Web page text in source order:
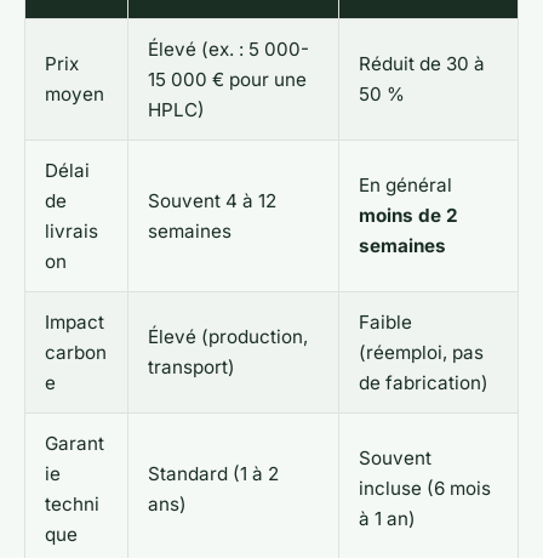
Prix
moyen
Élevé (ex. : 5 000-
15 000 € pour une
HPLC)
Réduit de 30 à
50 %
Délai
de
livrais
on
Souvent 4 à 12
semaines
En général
moins de 2
semaines
Impact
carbon
e
Élevé (production,
transport)
Faible
(réemploi, pas
de fabrication)
Garant
ie
techni
que
Standard (1 à 2
ans)
Souvent
incluse (6 mois
à 1 an)